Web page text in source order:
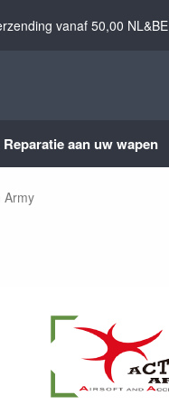
vanaf 50,00 NL&BE
Reparatie aan uw wapen
Army